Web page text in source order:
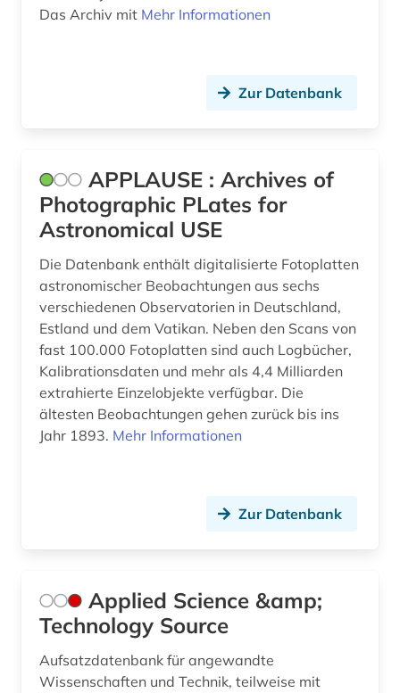
kernforschung (2)
klimaforschung (1)
klimatologie (6)
kommentar (1)
kommunikation (1)
kommunikationstechnik (1)
komplexität (1)
kondensierte materie (1)
kriminologie (1)
kristallgitter (1)
Das Archiv mit Mehr Informationen
Zur Datenbank
APPLAUSE : Archives of
Photographic PLates for
Astronomical USE
Die Datenbank enthält digitalisierte Fotoplatten
astronomischer Beobachtungen aus sechs
verschiedenen Observatorien in Deutschland,
Estland und dem Vatikan. Neben den Scans von
fast 100.000 Fotoplatten sind auch Logbücher,
Kalibrationsdaten und mehr als 4,4 Milliarden
extrahierte Einzelobjekte verfügbar. Die
ältesten Beobachtungen gehen zurück bis ins
Jahr 1893. Mehr Informationen
Zur Datenbank
Applied Science &amp;
Technology Source
Aufsatzdatenbank für angewandte
Wissenschaften und Technik, teilweise mit